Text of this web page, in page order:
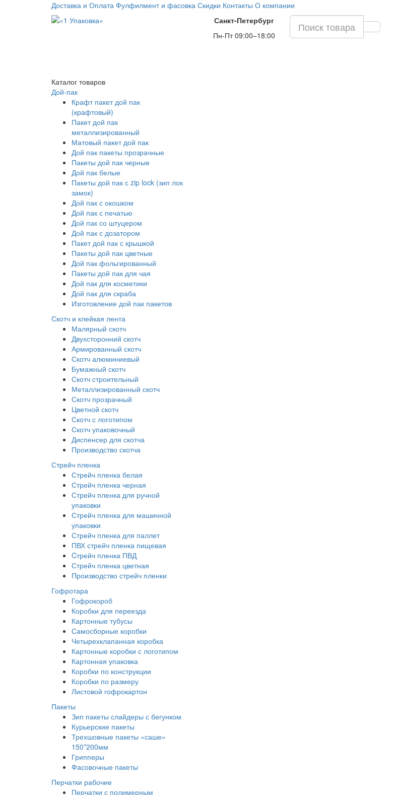
Доставка и Оплата Фулфилмент и фасовка Скидки Контакты О компании
Санкт-Петербург
Пн-Пт 09:00–18:00
Каталог товаров
Дой-пак
Крафт пакет дой пак
(крафтовый)
Пакет дой пак
металлизированный
Матовый пакет дой пак
Дой пак пакеты прозрачные
Пакеты дой пак черные
Дой пак белые
Пакеты дой пак с zip lock (зип лок
замок)
Дой пак с окошком
Дой пак с печатью
Дой пак со штуцером
Дой пак с дозатором
Пакет дой пак с крышкой
Пакеты дой пак цветные
Дой пак фольгированный
Пакеты дой пак для чая
Дой пак для косметики
Дой пак для скраба
Изготовление дой пак пакетов
Скотч и клейкая лента
Малярный скотч
Двухсторонний скотч
Армированный скотч
Скотч алюминиевый
Бумажный скотч
Скотч строительный
Металлизированный скотч
Скотч прозрачный
Цветной скотч
Скотч с логотипом
Скотч упаковочный
Диспенсер для скотча
Производство скотча
Стрейч пленка
Стрейч пленка белая
Стрейч пленка черная
Стрейч пленка для ручной
упаковки
Стрейч пленка для машинной
упаковки
Стрейч пленка для паллет
ПВХ стрейч пленка пищевая
Cтрейч пленка ПВД
Стрейч пленка цветная
Производство стрейч пленки
Гофротара
Гофрокороб
Коробки для переезда
Картонные тубусы
Самосборные коробки
Четырехклапанная коробка
Картонные коробки с логотипом
Картонная упаковка
Коробки по конструкции
Коробки по размеру
Листовой гофрокартон
Пакеты
Зип пакеты слайдеры с бегунком
Курьерские пакеты
Трехшовные пакеты «саше»
150*200мм
Грипперы
Фасовочные пакеты
Перчатки рабочие
Перчатки с полимерным